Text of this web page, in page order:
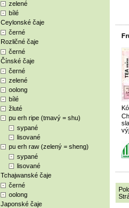
zelené
bílé
Ceylonské čaje
černé
Rozličné čaje
černé
Čínské čaje
černé
zelené
oolong
bílé
žluté
pu erh ripe (tmavý = shu)
sypané
lisované
pu erh raw (zelený = sheng)
sypané
lisované
Tchajwanské čaje
černé
oolong
Japonské čaje